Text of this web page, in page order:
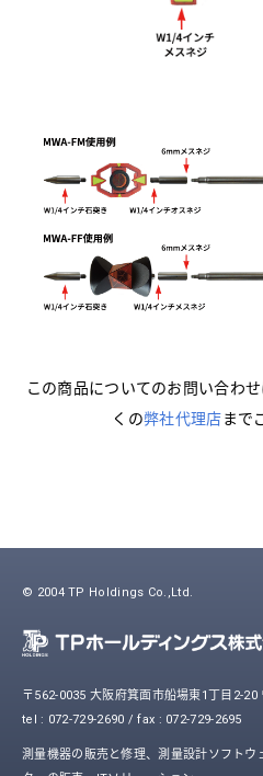
この商品についてのお問い合わせ
くの弊社代理店まで
© 2004 TP Holdings Co.,Ltd.
〒562-0035 大阪府箕面市船場東1丁目2-20
tel : 072-729-2690 / fax : 072-729-2695
測量機器の販売と修理、測量設計ソフト